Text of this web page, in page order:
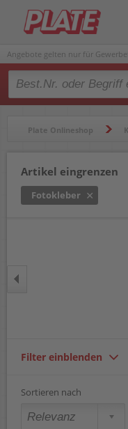
Angebote gelten nur für
Type 2 or more characters
Plate Onlineshop
Artikel eingrenzen
Fotokleber
Filter einblenden
Sortieren nach